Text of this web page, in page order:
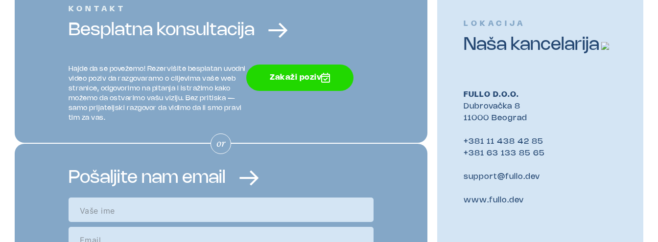
KONTAKT
Besplatna konsultacija
Hajde da se povežemo! Rezervišite besplatan uvodni
video poziv da razgovaramo o ciljevima vaše web
stranice, odgovorimo na pitanja i istražimo kako
možemo da ostvarimo vašu viziju. Bez pritiska —
samo prijateljski razgovor da vidimo da li smo pravi
tim za vas.
Zakaži poziv
Pošaljite nam email
LOKACIJA
Naša kancelarija
FULLO D.O.O.
Dubrovačka 8
11000 Beograd
+381 11 438 42 85
+381 63 133 85 65
support@fullo.dev
www.fullo.dev